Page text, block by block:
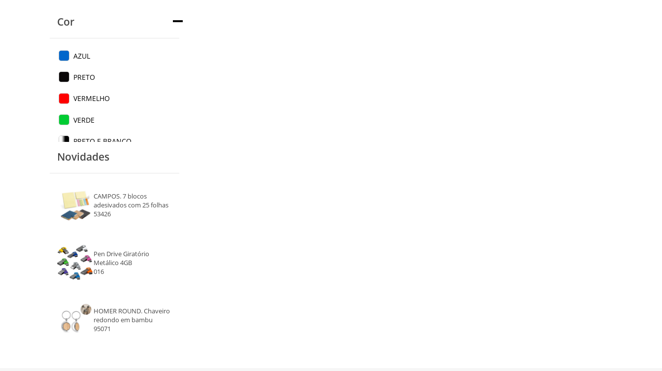
Cor
AZUL
PRETO
VERMELHO
VERDE
PRETO E BRANCO
ROSA
Novidades
CAMPOS. 7 blocos
adesivados com 25 folhas
53426
Pen Drive Giratório
Metálico 4GB
016
HOMER ROUND. Chaveiro
redondo em bambu
95071